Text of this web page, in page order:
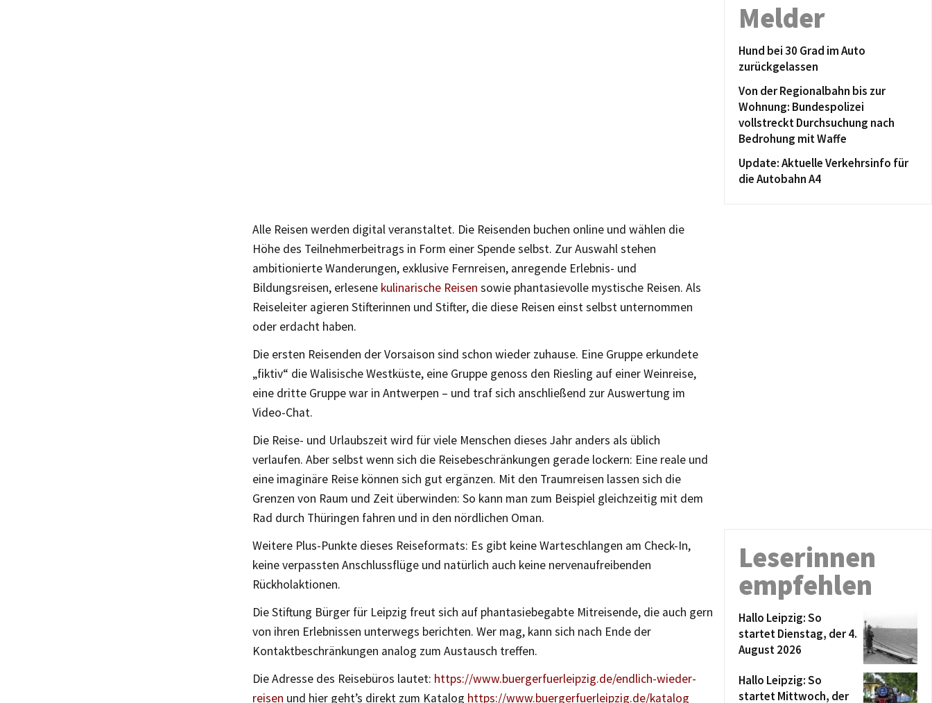
Alle Reisen werden digital veranstaltet. Die Reisenden buchen online und wählen die
Höhe des Teilnehmerbeitrags in Form einer Spende selbst. Zur Auswahl stehen
ambitionierte Wanderungen, exklusive Fernreisen, anregende Erlebnis- und
Bildungsreisen, erlesene kulinarische Reisen sowie phantasievolle mystische Reisen. Als
Reiseleiter agieren Stifterinnen und Stifter, die diese Reisen einst selbst unternommen
oder erdacht haben.
Die ersten Reisenden der Vorsaison sind schon wieder zuhause. Eine Gruppe erkundete
„fiktiv“ die Walisische Westküste, eine Gruppe genoss den Riesling auf einer Weinreise,
eine dritte Gruppe war in Antwerpen – und traf sich anschließend zur Auswertung im
Video-Chat.
Die Reise- und Urlaubszeit wird für viele Menschen dieses Jahr anders als üblich
verlaufen. Aber selbst wenn sich die Reisebeschränkungen gerade lockern: Eine reale und
eine imaginäre Reise können sich gut ergänzen. Mit den Traumreisen lassen sich die
Grenzen von Raum und Zeit überwinden: So kann man zum Beispiel gleichzeitig mit dem
Rad durch Thüringen fahren und in den nördlichen Oman.
Weitere Plus-Punkte dieses Reiseformats: Es gibt keine Warteschlangen am Check-In,
keine verpassten Anschlussflüge und natürlich auch keine nervenaufreibenden
Rückholaktionen.
Die Stiftung Bürger für Leipzig freut sich auf phantasiebegabte Mitreisende, die auch gern
von ihren Erlebnissen unterwegs berichten. Wer mag, kann sich nach Ende der
Kontaktbeschränkungen analog zum Austausch treffen.
Die Adresse des Reisebüros lautet: https://www.buergerfuerleipzig.de/endlich-wieder-
reisen und hier geht’s direkt zum Katalog https://www.buergerfuerleipzig.de/katalog
Melder
Hund bei 30 Grad im Auto
zurückgelassen
Von der Regionalbahn bis zur
Wohnung: Bundespolizei
vollstreckt Durchsuchung nach
Bedrohung mit Waffe
Update: Aktuelle Verkehrsinfo für
die Autobahn A4
Leserinnen
empfehlen
Hallo Leipzig: So
startet Dienstag, der 4.
August 2026
Hallo Leipzig: So
startet Mittwoch, der